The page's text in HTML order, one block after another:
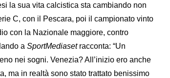
la sua vita calcistica sta cambiando non
C, con il Pescara, poi il campionato vinto
con la Nazionale maggiore, contro
a SportMediasetracconta: “Un
nei sogni. Venezia? All’inizio ero anche
ma in realtà sono stato trattato benissimo